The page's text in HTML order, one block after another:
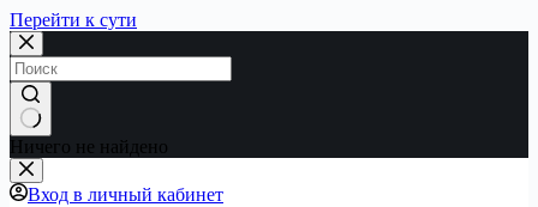
Перейти к сути
Ничего не найдено
Вход в личный кабинет